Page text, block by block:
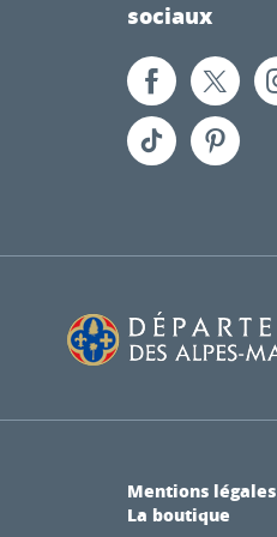
sociaux
Mentions légales
La boutique